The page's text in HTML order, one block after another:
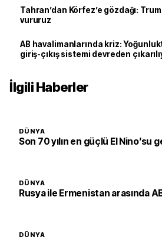
Tahran’dan Körfez’e gözdağı:
vururuz
AB havalimanlarında kriz:
giriş-çıkış sistemi devreden
İlgili Haberler
DÜNYA
Son 70 yılın en güçlü El Nino’su
DÜNYA
Rusya ile Ermenistan arasında
DÜNYA